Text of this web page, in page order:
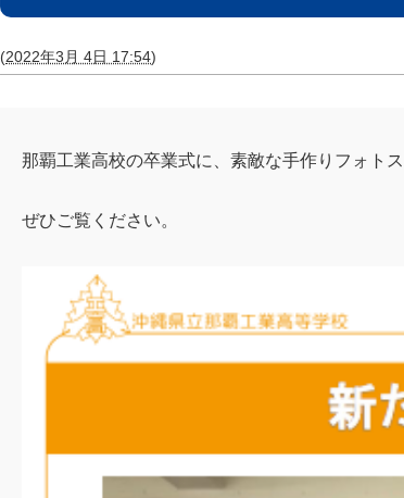
(2022年3月 4日 17:54)
那覇工業高校の卒業式に、素敵な手作りフォト
ぜひご覧ください。